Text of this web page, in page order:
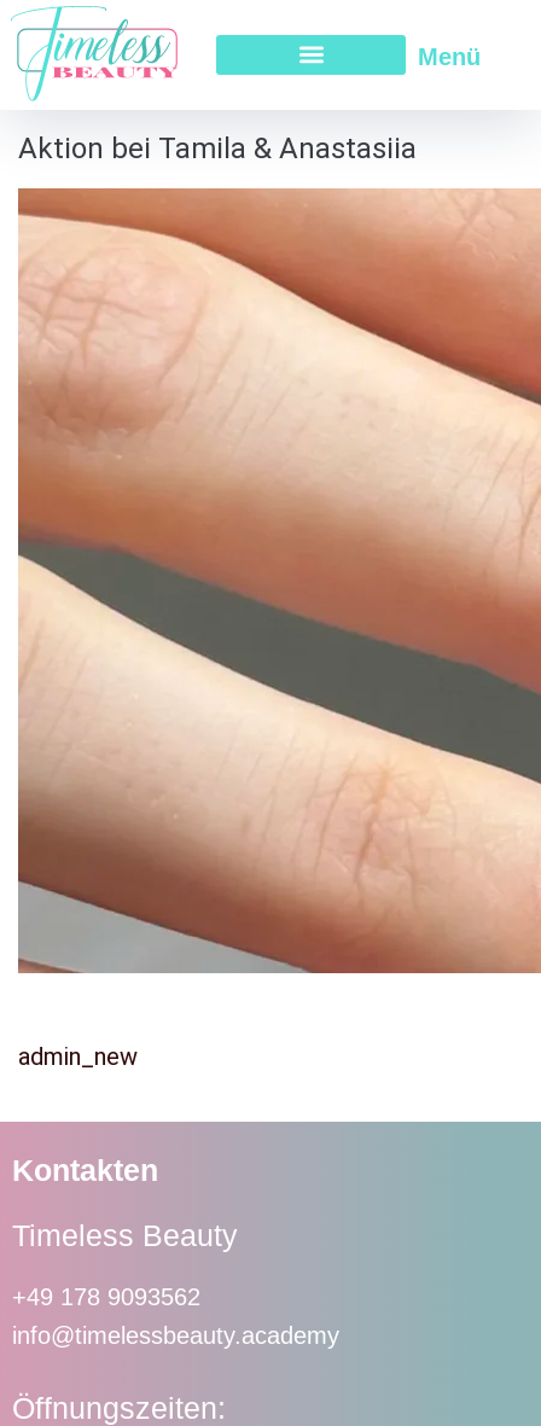
Menü
Aktion bei Tamila & Anastasiia
admin_new
Kontakten
Timeless Beauty
+49 178 9093562
info@timelessbeauty.academy
Öffnungszeiten: